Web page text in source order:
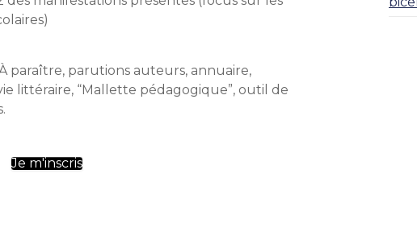
paraître, parutions auteurs, annuaire,
littéraire, “Mallette pédagogique”, outil de
Je m'inscris